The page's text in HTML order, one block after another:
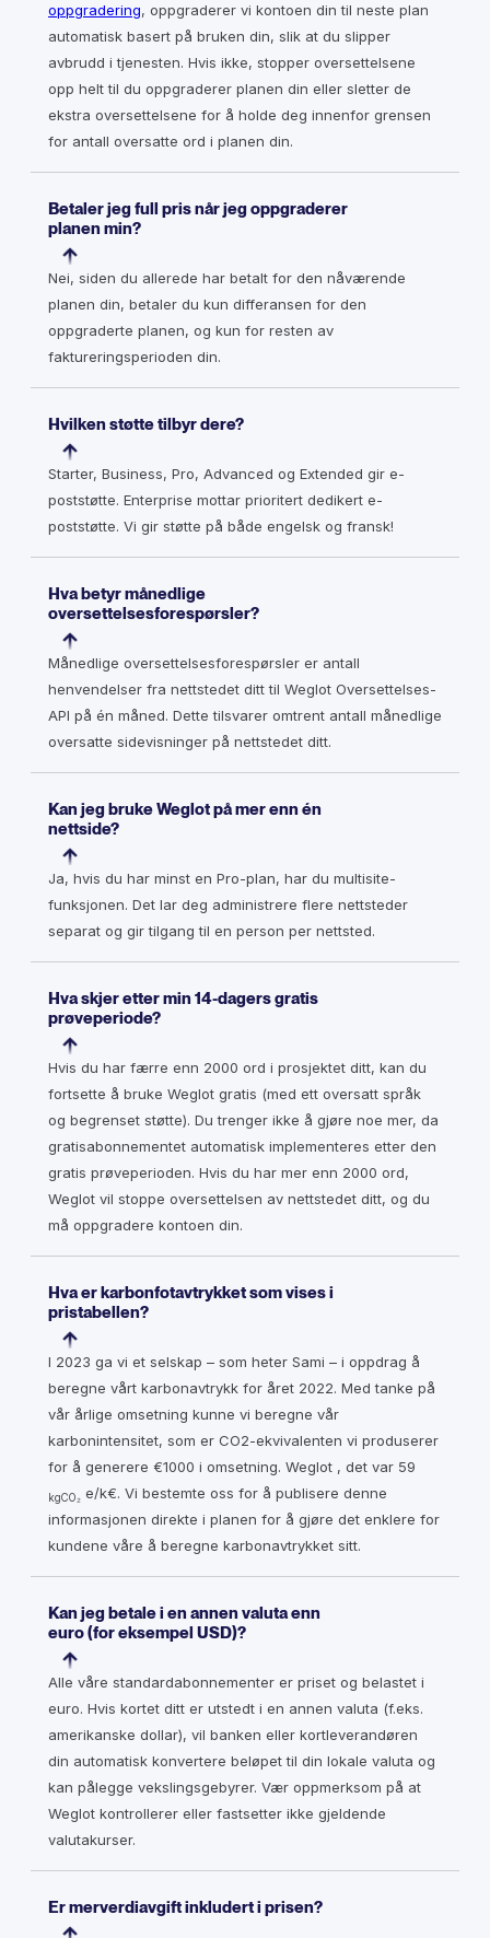
oppgradering, oppgraderer vi kontoen din til neste plan
automatisk basert på bruken din, slik at du slipper
avbrudd i tjenesten. Hvis ikke, stopper oversettelsene
opp helt til du oppgraderer planen din eller sletter de
ekstra oversettelsene for å holde deg innenfor grensen
for antall oversatte ord i planen din.
Betaler jeg full pris når jeg oppgraderer
planen min?
Nei, siden du allerede har betalt for den nåværende
planen din, betaler du kun differansen for den
oppgraderte planen, og kun for resten av
faktureringsperioden din.
Hvilken støtte tilbyr dere?
Starter, Business, Pro, Advanced og Extended gir e-
poststøtte. Enterprise mottar prioritert dedikert e-
poststøtte. Vi gir støtte på både engelsk og fransk!
Hva betyr månedlige
oversettelsesforespørsler?
Månedlige oversettelsesforespørsler er antall
henvendelser fra nettstedet ditt til Weglot Oversettelses-
API på én måned. Dette tilsvarer omtrent antall månedlige
oversatte sidevisninger på nettstedet ditt.
Kan jeg bruke Weglot på mer enn én
nettside?
Ja, hvis du har minst en Pro-plan, har du multisite-
funksjonen. Det lar deg administrere flere nettsteder
separat og gir tilgang til en person per nettsted.
Hva skjer etter min 14-dagers gratis
prøveperiode?
Hvis du har færre enn 2000 ord i prosjektet ditt, kan du
fortsette å bruke Weglot gratis (med ett oversatt språk
og begrenset støtte). Du trenger ikke å gjøre noe mer, da
gratisabonnementet automatisk implementeres etter den
gratis prøveperioden. Hvis du har mer enn 2000 ord,
Weglot vil stoppe oversettelsen av nettstedet ditt, og du
må oppgradere kontoen din.
Hva er karbonfotavtrykket som vises i
pristabellen?
I 2023 ga vi et selskap – som heter Sami – i oppdrag å
beregne vårt karbonavtrykk for året 2022. Med tanke på
vår årlige omsetning kunne vi beregne vår
karbonintensitet, som er CO2-ekvivalenten vi produserer
for å generere €1000 i omsetning. Weglot , det var 59
kgCO₂ e/k€. Vi bestemte oss for å publisere denne
informasjonen direkte i planen for å gjøre det enklere for
kundene våre å beregne karbonavtrykket sitt.
Kan jeg betale i en annen valuta enn
euro (for eksempel USD)?
Alle våre standardabonnementer er priset og belastet i
euro. Hvis kortet ditt er utstedt i en annen valuta (f.eks.
amerikanske dollar), vil banken eller kortleverandøren
din automatisk konvertere beløpet til din lokale valuta og
kan pålegge vekslingsgebyrer. Vær oppmerksom på at
Weglot kontrollerer eller fastsetter ikke gjeldende
valutakurser.
Er merverdiavgift inkludert i prisen?